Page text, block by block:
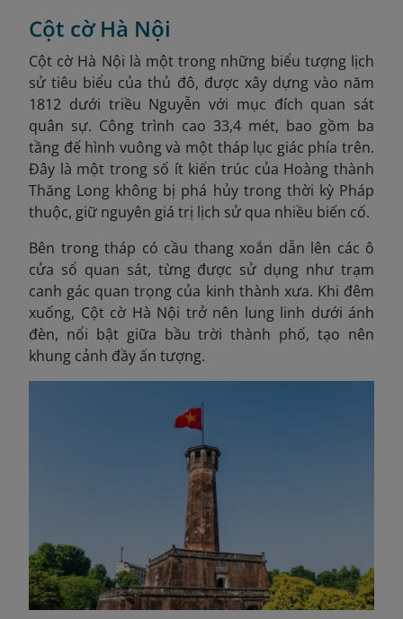
Cột cờ Hà Nội
Cột cờ Hà Nội là một trong những biểu tượng lịch
sử tiêu biểu của thủ đô, được xây dựng vào năm
1812 dưới triều Nguyễn với mục đích quan sát
quân sự. Công trình cao 33,4 mét, bao gồm ba
tầng đế hình vuông và một tháp lục giác phía trên.
Đây là một trong số ít kiến trúc của Hoàng thành
Thăng Long không bị phá hủy trong thời kỳ Pháp
thuộc, giữ nguyên giá trị lịch sử qua nhiều biến cố.
Bên trong tháp có cầu thang xoắn dẫn lên các ô
cửa sổ quan sát, từng được sử dụng như trạm
canh gác quan trọng của kinh thành xưa. Khi đêm
xuống, Cột cờ Hà Nội trở nên lung linh dưới ánh
đèn, nổi bật giữa bầu trời thành phố, tạo nên
khung cảnh đầy ấn tượng.